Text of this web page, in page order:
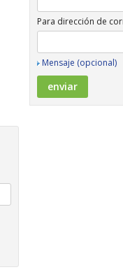
Para dirección de
Mensaje (opcional)